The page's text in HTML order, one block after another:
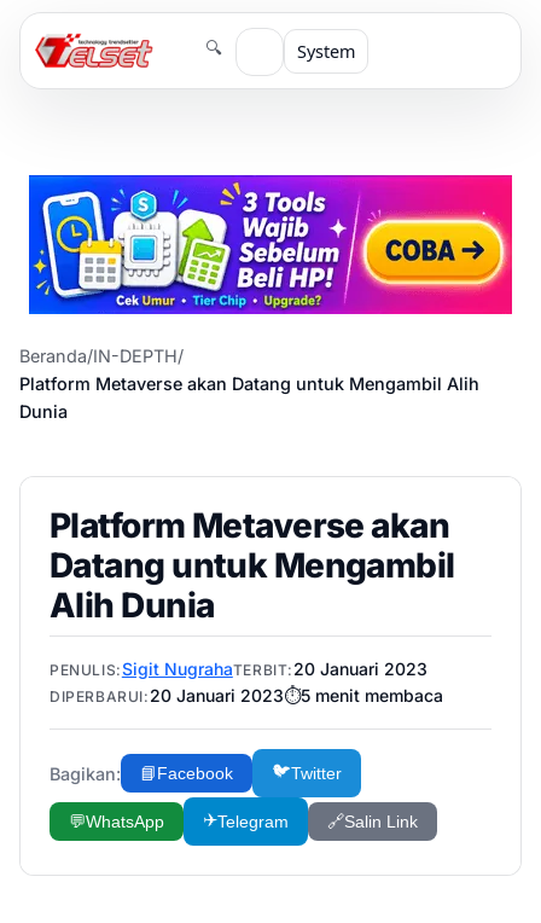
🔍 System
Beranda/IN-DEPTH/
Platform Metaverse akan Datang untuk Mengambil Alih
Dunia
Platform Metaverse akan
Datang untuk Mengambil
Alih Dunia
PENULIS:Sigit NugrahaTERBIT: 20 Januari 2023
DIPERBARUI: 20 Januari 2023⏱️5menit membaca
Bagikan: 📘Facebook 🐦Twitter
💬WhatsApp ✈️Telegram 🔗Salin Link